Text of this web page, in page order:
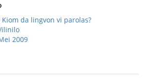
Kiom da lingvon vi parolas?
2009